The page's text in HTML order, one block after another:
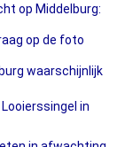
op Middelburg:
op de foto
waarschijnlijk
in